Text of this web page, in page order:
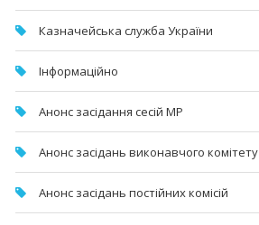
Казначейська служба України
Інформаційно
Анонс засідання сесій МР
Анонс засідань виконавчого комітету
Анонс засідань постійних комісій